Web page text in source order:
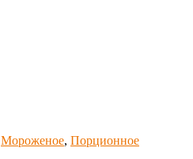
Мороженое, Порционное